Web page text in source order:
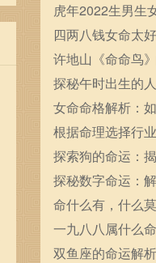
虎年2022生男生
易生男宝宝
四两八钱女命太
八钱女命
许地山《命命鸟
探讨
探秘午时出生的
展望
女命命格解析：
运轨迹
根据命理选择行
属于自己的职场
探索狗的命运：
出生犬的性格与
探秘数字命运：
玄机
命什么有，什么
美好与平淡生活
一九八八属什么
的性格与人生轨迹
双鱼座的命运解